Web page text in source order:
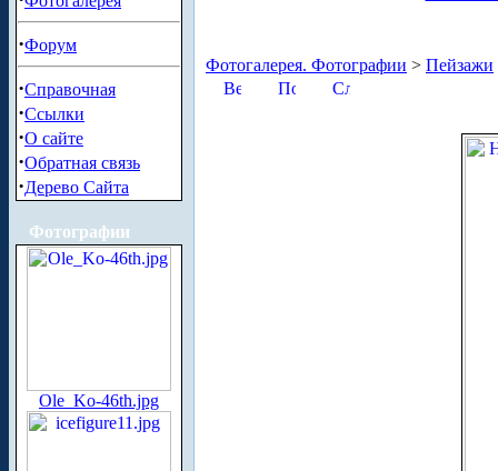
·Форум
·Справочная
·Ссылки
·О сайте
·Обратная связь
·Дерево Сайта
Фотографии
Ole_Ko-46th.jpg
Фотогалерея. Фотографии > Пейзажи